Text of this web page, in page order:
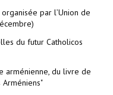
par l’Union de
du futur Catholicos
arménienne, du livre de